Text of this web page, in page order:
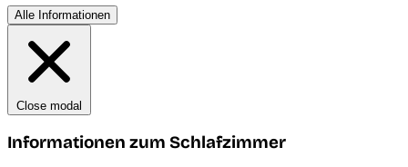
Alle Informationen
Close modal
Informationen zum Schlafzimmer